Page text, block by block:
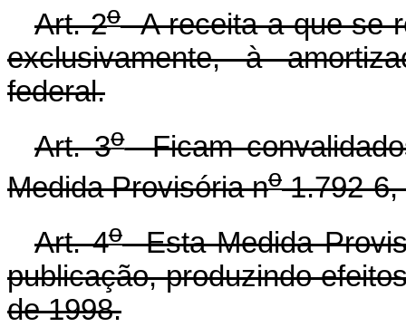
Art. 2oA receita a que se
exclusivamente, à
federal.
Art. 3oFicam
Medida Provisória no1.792-6,
Art. 4oEsta Medida
publicação, produzindo
de 1998.